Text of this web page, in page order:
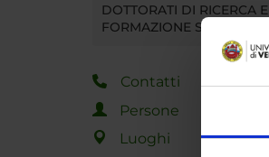
DOTTORATI DI RICERCA E
FORMAZIONE SUPERIORE
Contatti
Persone
Luoghi